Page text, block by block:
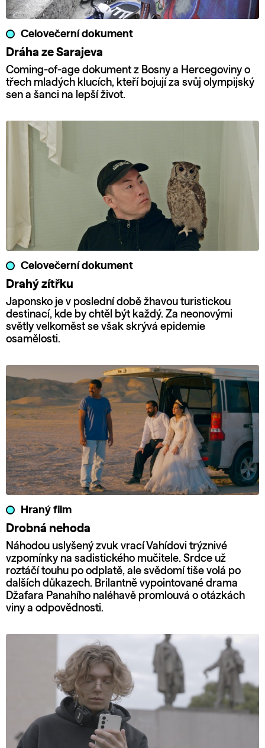
Celovečerní dokument
Dráha ze Sarajeva
Coming-of-age dokument z Bosny a Hercegoviny o
třech mladých klucích, kteří bojují za svůj olympijský
sen a šanci na lepší život.
Celovečerní dokument
Drahý zítřku
Japonsko je v poslední době žhavou turistickou
destinací, kde by chtěl být každý. Za neonovými
světly velkoměst se však skrývá epidemie
osamělosti.
Hraný film
Drobná nehoda
Náhodou uslyšený zvuk vrací Vahídovi trýznivé
vzpomínky na sadistického mučitele. Srdce už
roztáčí touhu po odplatě, ale svědomí tiše volá po
dalších důkazech. Brilantně vypointované drama
Džafara Panahího naléhavě promlouvá o otázkách
viny a odpovědnosti.